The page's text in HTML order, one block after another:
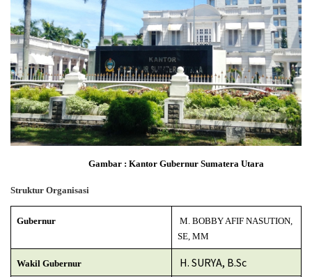
Gambar : Kantor Gubernur Sumatera Utara
Struktur Organisasi
Gubernur
M. BOBBY AFIF NASUTION,
SE, MM
Wakil Gubernur H. SURYA, B.Sc